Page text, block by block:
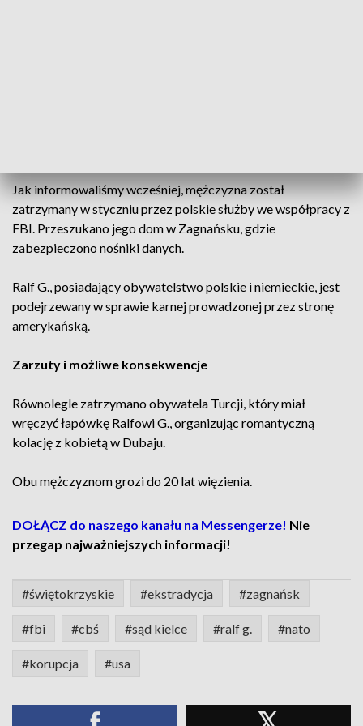
Jak informowaliśmy wcześniej, mężczyzna został
zatrzymany w styczniu przez polskie służby we współpracy z
FBI. Przeszukano jego dom w Zagnańsku, gdzie
zabezpieczono nośniki danych.
Ralf G., posiadający obywatelstwo polskie i niemieckie, jest
podejrzewany w sprawie karnej prowadzonej przez stronę
amerykańską.
Zarzuty i możliwe konsekwencje
Równolegle zatrzymano obywatela Turcji, który miał
wręczyć łapówkę Ralfowi G., organizując romantyczną
kolację z kobietą w Dubaju.
Obu mężczyznom grozi do 20 lat więzienia.
DOŁĄCZ do naszego kanału na Messengerze! Nie
przegap najważniejszych informacji!
#świętokrzyskie #ekstradycja #zagnańsk
#fbi #cbś #sąd kielce #ralf g. #nato
#korupcja #usa